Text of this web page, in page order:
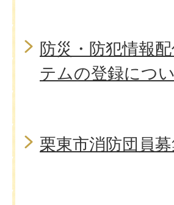
防災・防犯情報
テムの登録につ
栗東市消防団員